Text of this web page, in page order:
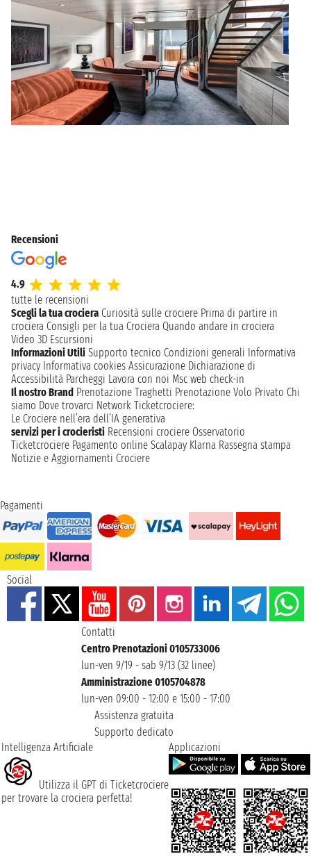
Recensioni
4.9
tutte le recensioni
Scegli la tua crociera Curiosità sulle crociere Prima di partire in
crociera Consigli per la tua Crociera Quando andare in crociera
Video 3D Escursioni
Informazioni Utili Supporto tecnico Condizioni generali Informativa
privacy Informativa cookies Assicurazione Dichiarazione di
Accessibilità Parcheggi Lavora con noi Msc web check-in
Il nostro Brand Prenotazione Traghetti Prenotazione Volo Privato Chi
siamo Dove trovarci Network Ticketcrociere:
Le Crociere nell’era dell’IA generativa
servizi per i crocieristi Recensioni crociere Osservatorio
Ticketcrociere Pagamento online Scalapay Klarna Rassegna stampa
Notizie e Aggiornamenti Crociere
Pagamenti
Social
Contatti
Centro Prenotazioni 0105733006
lun-ven 9/19 - sab 9/13 (32 linee)
Amministrazione 0105704878
lun-ven 09:00 - 12:00 e 15:00 - 17:00
Assistenza gratuita
Supporto dedicato
Intelligenza Artificiale
Utilizza il GPT di Ticketcrociere
per trovare la crociera perfetta!
Applicazioni